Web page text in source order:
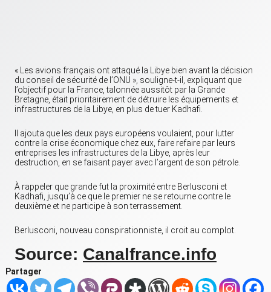
« Les avions français ont attaqué la Libye bien avant la décision
du conseil de sécurité de l’ONU », souligne-t-il, expliquant que
l’objectif pour la France, talonnée aussitôt par la Grande
Bretagne, était prioritairement de détruire les équipements et
infrastructures de la Libye, en plus de tuer Kadhafi.
Il ajouta que les deux pays européens voulaient, pour lutter
contre la crise économique chez eux, faire refaire par leurs
entreprises les infrastructures de la Libye, après leur
destruction, en se faisant payer avec l’argent de son pétrole.
À rappeler que grande fut la proximité entre Berlusconi et
Kadhafi, jusqu’à ce que le premier ne se retourne contre le
deuxième et ne participe à son terrassement.
Berlusconi, nouveau conspirationniste, il croit au complot.
Source: Canalfrance.info
Partager